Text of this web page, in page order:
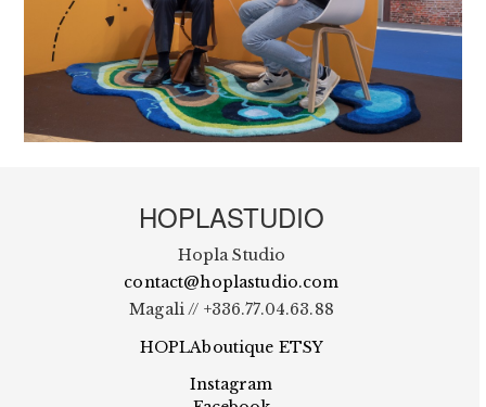
HOPLASTUDIO
Hopla Studio
contact@hoplastudio.com
Magali // +336.77.04.63.88
HOPLAboutique ETSY
Instagram